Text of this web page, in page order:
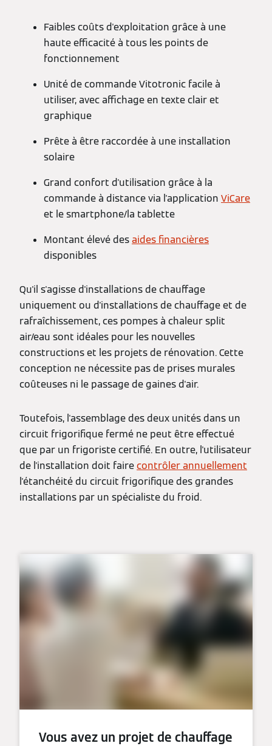
Faibles coûts d'exploitation grâce à une
haute efficacité à tous les points de
fonctionnement
Unité de commande Vitotronic facile à
utiliser, avec affichage en texte clair et
graphique
Prête à être raccordée à une installation
solaire
Grand confort d'utilisation grâce à la
commande à distance via l'application ViCare
et le smartphone/la tablette
Montant élevé desaides financières
disponibles
Qu'il s'agisse d'installations de chauffage
uniquement ou d'installations de chauffage et de
rafraîchissement, ces pompes à chaleur split
air/eau sont idéales pour les nouvelles
constructions et les projets de rénovation. Cette
conception ne nécessite pas de prises murales
coûteuses ni le passage de gaines d'air.
Toutefois, l'assemblage des deux unités dans un
circuit frigorifique fermé ne peut être effectué
que par un frigoriste certifié. En outre, l'utilisateur
de l'installation doit fairecontrôler annuellement
l'étanchéité du circuit frigorifique des grandes
installations par un spécialiste du froid.
Vous avez un projet de chauffage